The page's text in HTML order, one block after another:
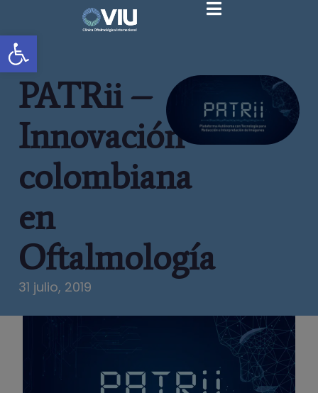
Abrir barra de herramientas
PATRii –
Innovación
colombiana
en
Oftalmología
31 julio, 2019